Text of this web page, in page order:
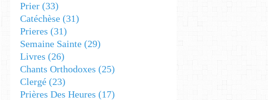
Prier (33)
Catéchèse (31)
Prieres (31)
Semaine Sainte (29)
Livres (26)
Chants Orthodoxes (25)
Clergé (23)
Prières Des Heures (17)